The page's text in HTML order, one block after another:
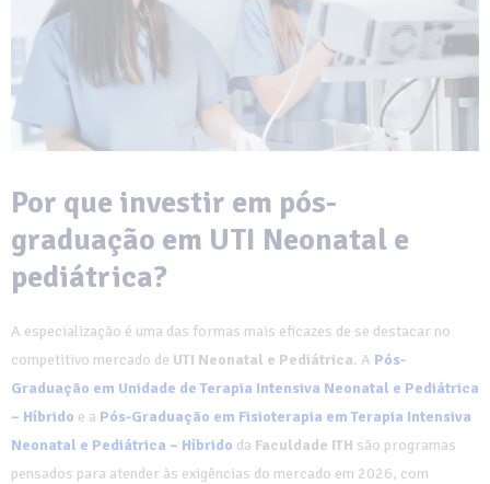
Por que investir em pós-
graduação em UTI Neonatal e
pediátrica?
A especialização é uma das formas mais eficazes de se destacar no
competitivo mercado de UTI Neonatal e Pediátrica. A Pós-
Graduação em Unidade de Terapia Intensiva Neonatal e Pediátrica
– Híbrido e a Pós-Graduação em Fisioterapia em Terapia Intensiva
Neonatal e Pediátrica – Híbrido da Faculdade ITH são programas
pensados para atender às exigências do mercado em 2026, com